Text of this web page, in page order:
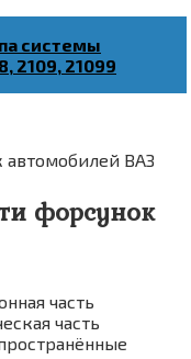
системы
2109, 21099
автомобилей ВАЗ
форсунок
часть
часть